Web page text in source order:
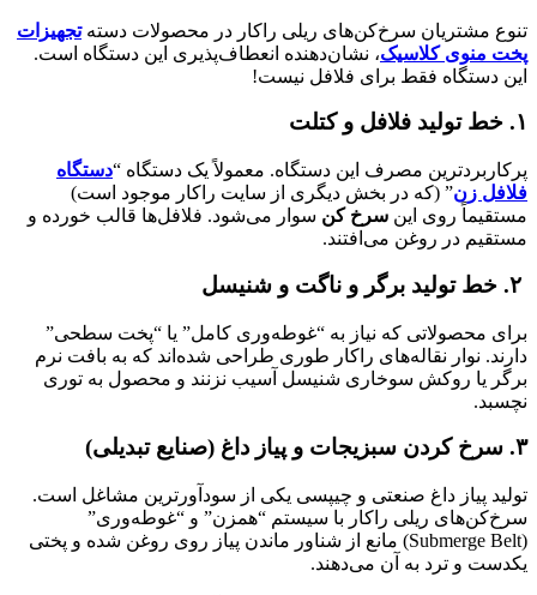
تنوع مشتریان سرخ‌کن‌های ریلی راکار در محصولات دستهتجهیزات
پخت منوی کلاسیک، نشان‌دهنده انعطاف‌پذیری این دستگاه است.
این دستگاه فقط برای فلافل نیست!
۱. خط تولید فلافل و کتلت
پرکاربردترین مصرف این دستگاه. معمولاً یک دستگاه “دستگاه
فلافل زن” (که در بخش دیگری از سایت راکار موجود است)
مستقیماً روی این سرخ کن سوار می‌شود. فلافل‌ها قالب خورده و
مستقیم در روغن می‌افتند.
۲. خط تولید برگر و ناگت و شنیسل
برای محصولاتی که نیاز به “غوطه‌وری کامل” یا “پخت سطحی”
دارند. نوار نقاله‌های راکار طوری طراحی شده‌اند که به بافت نرم
برگر یا روکش سوخاری شنیسل آسیب نزنند و محصول به توری
نچسبد.
۳. سرخ کردن سبزیجات و پیاز داغ (صنایع تبدیلی)
تولید پیاز داغ صنعتی و چیپسی یکی از سودآورترین مشاغل است.
سرخ‌کن‌های ریلی راکار با سیستم “همزن” و “غوطه‌وری”
(Submerge Belt) مانع از شناور ماندن پیاز روی روغن شده و پختی
یکدست و ترد به آن می‌دهند.